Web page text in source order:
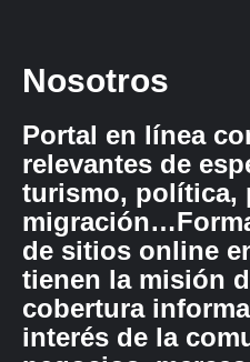
Nosotros
Portal en línea
relevantes de
turismo, política,
de sitios online
tienen la misión
cobertura
interés de la